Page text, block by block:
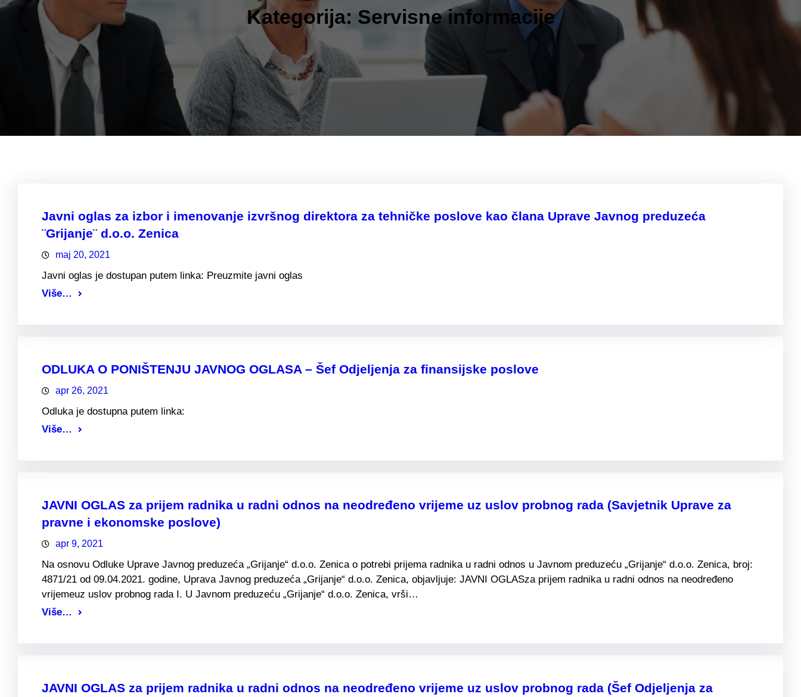
Kategorija: Servisne informacije
Javni oglas za izbor i imenovanje izvršnog direktora za tehničke poslove kao člana Uprave Javnog preduzeća
¨Grijanje¨ d.o.o. Zenica
maj 20, 2021
Javni oglas je dostupan putem linka: Preuzmite javni oglas
Više…
ODLUKA O PONIŠTENJU JAVNOG OGLASA – Šef Odjeljenja za finansijske poslove
apr 26, 2021
Odluka je dostupna putem linka:
Više…
JAVNI OGLAS za prijem radnika u radni odnos na neodređeno vrijeme uz uslov probnog rada (Savjetnik Uprave za
pravne i ekonomske poslove)
apr 9, 2021
Na osnovu Odluke Uprave Javnog preduzeća „Grijanje“ d.o.o. Zenica o potrebi prijema radnika u radni odnos u Javnom preduzeću „Grijanje“ d.o.o. Zenica, broj:
4871/21 od 09.04.2021. godine, Uprava Javnog preduzeća „Grijanje“ d.o.o. Zenica, objavljuje: JAVNI OGLASza prijem radnika u radni odnos na neodređeno
vrijemeuz uslov probnog rada I. U Javnom preduzeću „Grijanje“ d.o.o. Zenica, vrši…
Više…
JAVNI OGLAS za prijem radnika u radni odnos na neodređeno vrijeme uz uslov probnog rada (Šef Odjeljenja za